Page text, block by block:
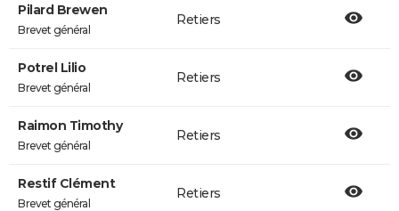
Pilard Brewen
Brevet général
Retiers
Potrel Lilio
Brevet général
Retiers
Raimon Timothy
Brevet général
Retiers
Restif Clément
Brevet général
Retiers